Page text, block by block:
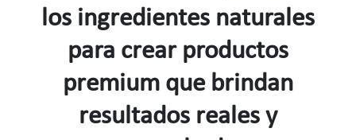
los ingredientes naturales
para crear productos
premium que brindan
resultados reales y